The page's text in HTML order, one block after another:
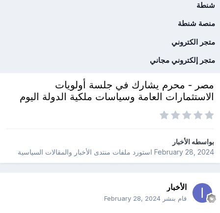
شنطة
منصة شنطة
متجر الكتروني
متجر إلكتروني مجاني
مصر - محرم يشارك في جلسة أولويات
الاستثمارات العامة وسياسات ملكية الدولة اليوم
بواسطهالأخبار
February 28, 2024استورد ملفات منتدى الأخبار والمقالات السياسية
الأخبار
قام بنشر February 28, 2024